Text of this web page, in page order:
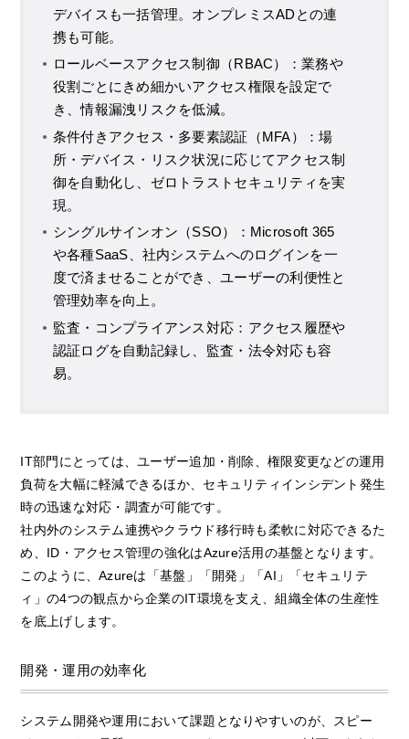
デバイスも一括管理。オンプレミスADとの連
携も可能。
ロールベースアクセス制御（RBAC）：業務や
役割ごとにきめ細かいアクセス権限を設定で
き、情報漏洩リスクを低減。
条件付きアクセス・多要素認証（MFA）：場
所・デバイス・リスク状況に応じてアクセス制
御を自動化し、ゼロトラストセキュリティを実
現。
シングルサインオン（SSO）：Microsoft 365
や各種SaaS、社内システムへのログインを一
度で済ませることができ、ユーザーの利便性と
管理効率を向上。
監査・コンプライアンス対応：アクセス履歴や
認証ログを自動記録し、監査・法令対応も容
易。
IT部門にとっては、ユーザー追加・削除、権限変更などの運用
負荷を大幅に軽減できるほか、セキュリティインシデント発生
時の迅速な対応・調査が可能です。
社内外のシステム連携やクラウド移行時も柔軟に対応できるた
め、ID・アクセス管理の強化はAzure活用の基盤となります。
このように、Azureは「基盤」「開発」「AI」「セキュリテ
ィ」の4つの観点から企業のIT環境を支え、組織全体の生産性
を底上げします。
開発・運用の効率化
システム開発や運用において課題となりやすいのが、スピー